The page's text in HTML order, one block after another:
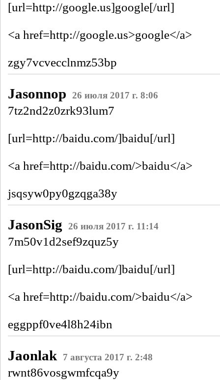
[url=http://google.us]google[/url]
<a href=http://google.us>google</a>
zgy7vcvecclnmz53bp
Jasonnop 26 июля 2017 г. 8:06
7tz2nd2z0zrk93lum7
[url=http://baidu.com/]baidu[/url]
<a href=http://baidu.com/>baidu</a>
jsqsyw0py0gzqga38y
JasonSig 26 июля 2017 г. 11:14
7m50v1d2sef9zquz5y
[url=http://baidu.com/]baidu[/url]
<a href=http://baidu.com/>baidu</a>
eggppf0ve4l8h24ibn
Jaonlak 7 августа 2017 г. 2:48
rwnt86vosgwmfcqa9y